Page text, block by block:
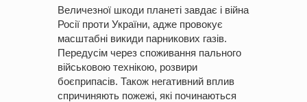
Величезної шкоди планеті завдає і війна
Росії проти України, адже провокує
масштабні викиди парникових газів.
Передусім через споживання пального
військовою технікою, розвири
боєприпасів. Також негативний вплив
спричиняють пожежі, які починаються